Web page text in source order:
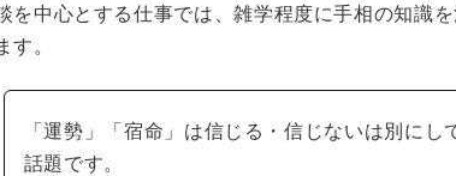
を中心とする仕事では、雑学程度に手相の知識
す。
「運勢」「宿命」は信じる・信じないは別にし
話題です。